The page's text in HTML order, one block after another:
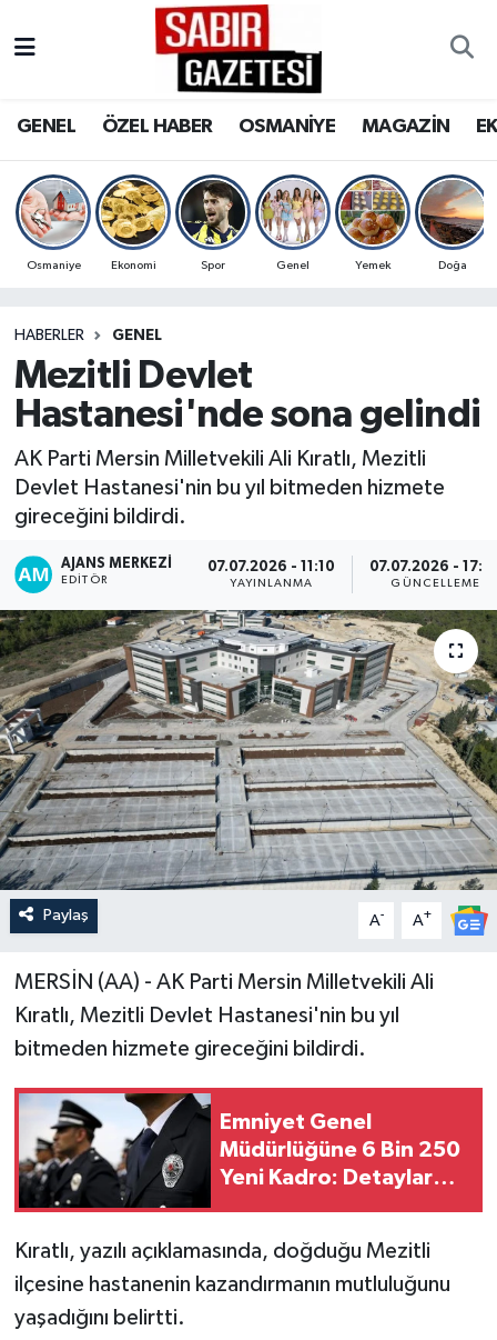
GENEL ÖZEL HABER OSMANİYE MAGAZİN
Osmaniye Ekonomi Spor Genel Yemek Doğa
HABERLER GENEL
Mezitli Devlet
Hastanesi'nde sona gelindi
AK Parti Mersin Milletvekili Ali Kıratlı, Mezitli
Devlet Hastanesi'nin bu yıl bitmeden hizmete
gireceğini bildirdi.
AJANS MERKEZI
EDITÖR
07.07.2026 - 11:10
YAYINLANMA
07.07.2026 -
GÜNCELLEME
Paylaş A- A+
MERSİN (AA) - AK Parti Mersin Milletvekili Ali
Kıratlı, Mezitli Devlet Hastanesi'nin bu yıl
bitmeden hizmete gireceğini bildirdi.
Emniyet Genel
Müdürlüğüne 6 Bin 250
Yeni Kadro: Detaylar
Kıratlı, yazılı açıklamasında, doğduğu Mezitli
ilçesine hastanenin kazandırmanın mutluluğunu
yaşadığını belirtti.
OSMANİYE
MAGAZİN
SPOR
RESMİ İLANLAR
Osmaniye Nöbetçi Eczaneler
Osmaniye Trafik Yoğunluk Haritası
Süper Lig Puan Durumu ve Fikstür
Son Dakika Haberleri
Haber Arşivi